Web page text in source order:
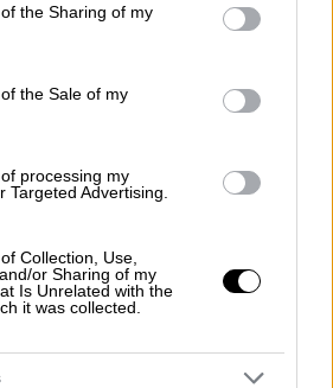
or usage behaviour. You may click to
to Google and its third-party tags to
specified purposes in below Google
the Sharing of my
the Sale of my
processing my
Targeted Advertising.
Collection, Use,
or Sharing of my
Is Unrelated with the
it was collected.